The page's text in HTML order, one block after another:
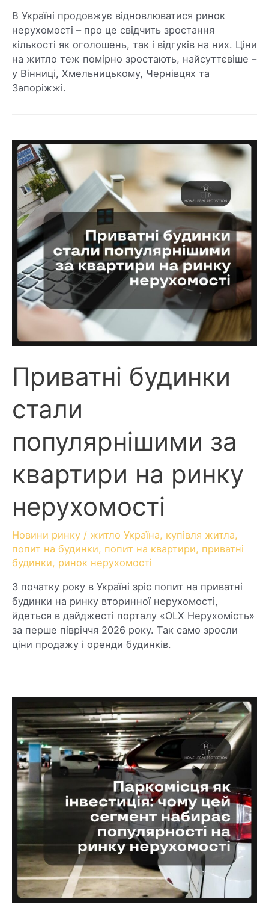
В Україні продовжує відновлюватися ринок
нерухомості – про це свідчить зростання
кількості як оголошень, так і відгуків на них. Ціни
на житло теж помірно зростають, найсуттєвіше –
у Вінниці, Хмельницькому, Чернівцях та
Запоріжжі.
Приватні будинки
стали
популярнішими за
квартири на ринку
нерухомості
Новини ринку / житло Україна, купівля житла,
попит на будинки, попит на квартири, приватні
будинки, ринок нерухомості
З початку року в Україні зріс попит на приватні
будинки на ринку вторинної нерухомості,
йдеться в дайджесті порталу «OLX Нерухомість»
за перше півріччя 2026 року. Так само зросли
ціни продажу і оренди будинків.